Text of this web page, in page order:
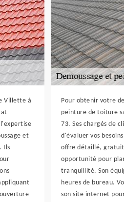
Villette à
l'expertise
et
Ils
Pour obtenir votre
peinture de toiture
73. Ses chargés de
d'évaluer vos
offre détaillé,
opportunité pour
tranquillité. Son
heures de bureau.
son site internet